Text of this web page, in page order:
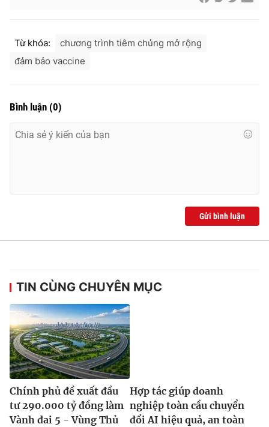
Từ khóa:
chương trình tiêm chủng mở rộng
đảm bảo vaccine
Bình luận (0)
Gửi bình luận
TIN CÙNG CHUYÊN MỤC
Chính phủ đề xuất đầu
tư 290.000 tỷ đồng làm
Vành đai 5 - Vùng Thủ
Hợp tác giúp doanh
nghiệp toàn cầu chuyển
đổi AI hiệu quả, an toàn